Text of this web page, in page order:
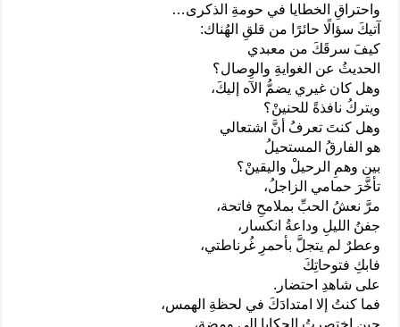
واحتراقِ الخطايا في حومةِ الذكرى…
آتيكَ سؤالًا حائرًا من قلقِ الهُناك:
كيفَ سرقَكَ من معبدي
الحديثُ عن الغوايةِ والوِصال؟
وهل كان غيري يضمُّ الآه إليكَ،
ويتركُ نافذةً للحنينْ؟
وهل كنتَ تعرفُ أنَّ اشتعالي
هو الفارقُ المستحيلُ
بين وهمِ الرحيلْ واليقينْ؟
تأخَّرَ حمامي الزاجلُ،
مرَّ نعشُ الحبِّ بملامحِ فاتحة،
جفنُ الليلِ وداعةُ انكسار،
وعطرٌ لم يتجلَّ بأحمرِ غُرناطتي،
فابكِ فتوحاتِكَ
على شاهدِ احتضار.
فما كنتُ إلا امتدادَكَ في لحظةِ الهمس،
حين اختصرتُ الحكايا إلى ومضةٍ،